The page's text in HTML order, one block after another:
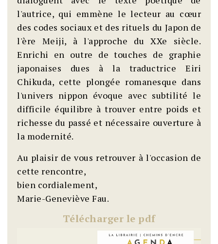
l'autrice, qui emmène le lecteur au cœur
des codes sociaux et des rituels du Japon de
l'ère Meiji, à l'approche du XXe siècle.
Enrichi en outre de touches de graphie
japonaises dues à la traductrice Eiri
Chikuda, cette plongée romanesque dans
l'univers nippon évoque avec subtilité le
difficile équilibre à trouver entre poids et
richesse du passé et nécessaire ouverture à
la modernité.
Au plaisir de vous retrouver à l'occasion de
cette rencontre,
bien cordialement,
Marie-Geneviève Fau.
Télécharger le pdf